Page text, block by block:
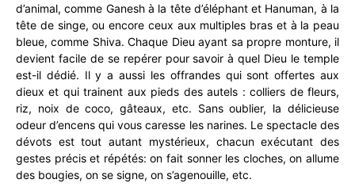
d’animal, comme Ganesh à la tête d’éléphant et Hanuman, à la
tête de singe, ou encore ceux aux multiples bras et à la peau
bleue, comme Shiva. Chaque Dieu ayant sa propre monture, il
devient facile de se repérer pour savoir à quel Dieu le temple
est-il dédié. Il y a aussi les offrandes qui sont offertes aux
dieux et qui trainent aux pieds des autels : colliers de fleurs,
riz, noix de coco, gâteaux, etc. Sans oublier, la délicieuse
odeur d’encens qui vous caresse les narines. Le spectacle des
dévots est tout autant mystérieux, chacun exécutant des
gestes précis et répétés: on fait sonner les cloches, on allume
des bougies, on se signe, on s’agenouille, etc.